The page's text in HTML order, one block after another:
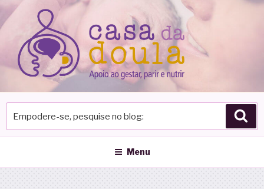
Pular
para
conteúdo
pesquise
blog
Menu